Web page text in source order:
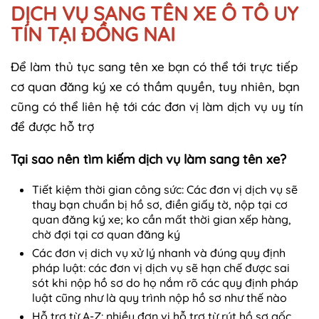
DỊCH VỤ SANG TÊN XE Ô TÔ UY
TÍN TẠI ĐỒNG NAI
Để làm thủ tục sang tên xe bạn có thể tới trực tiếp
cơ quan đăng ký xe có thầm quyền, tuy nhiên, bạn
cũng có thể liên hệ tới các đơn vị làm dịch vụ uy tín
để được hỗ trợ
Tại sao nên tìm kiếm dịch vụ làm sang tên xe?
Tiết kiệm thời gian công sức: Các đơn vị dịch vụ sẽ
thay bạn chuẩn bị hồ sơ, điền giấy tờ, nộp tại cơ
quan đăng ký xe; ko cần mất thời gian xếp hàng,
chờ đợi tại cơ quan đăng ký
Các đơn vị dich vụ xử lý nhanh và đúng quy định
pháp luật: các đơn vị dịch vụ sẽ hạn chế được sai
sót khi nộp hồ sơ do họ nắm rõ các quy định pháp
luật cũng như là quy trình nộp hồ sơ như thế nào